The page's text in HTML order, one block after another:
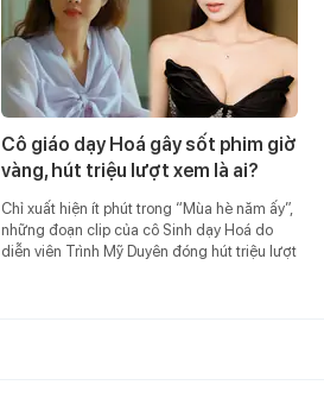
Cô giáo dạy Hoá gây sốt phim giờ
vàng, hút triệu lượt xem là ai?
Chỉ xuất hiện ít phút trong “Mùa hè năm ấy”,
những đoạn clip của cô Sinh dạy Hoá do
diễn viên Trình Mỹ Duyên đóng hút triệu lượt